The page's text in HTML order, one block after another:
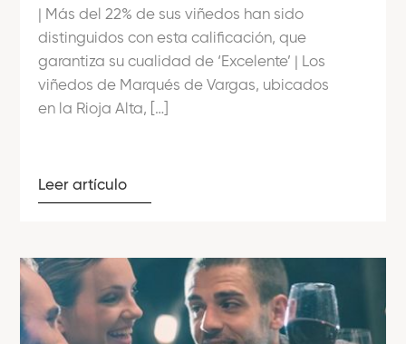
| Más del 22% de sus viñedos han sido
distinguidos con esta calificación, que
garantiza su cualidad de ‘Excelente’ | Los
viñedos de Marqués de Vargas, ubicados
en la Rioja Alta, […]
Leer artículo